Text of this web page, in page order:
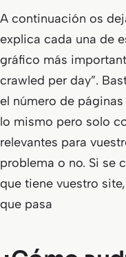
A continuación os
explica cada una de
gráfico más
crawled per day”.
el número de
lo mismo pero solo
relevantes para
problema o no. Si se
que tiene vuestro
que pasa